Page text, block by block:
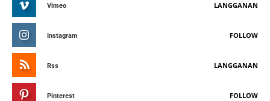
Vimeo LANGGANAN
Instagram FOLLOW
Rss LANGGANAN
Pinterest FOLLOW